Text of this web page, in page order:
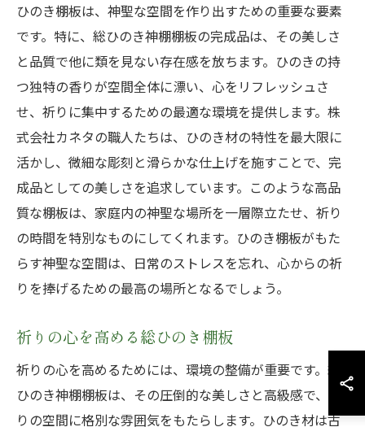
ひのき棚板は、神聖な空間を作り出すための重要な要素
です。特に、総ひのき神棚棚板の完成品は、その美しさ
と品質で他に類を見ない存在感を放ちます。ひのきの持
つ独特の香りが空間全体に漂い、心をリフレッシュさ
せ、祈りに集中するための最適な環境を提供します。株
式会社カネタの職人たちは、ひのき材の特性を最大限に
活かし、微細な彫刻と滑らかな仕上げを施すことで、完
成品としての美しさを追求しています。このような高品
質な棚板は、家庭内の神聖な場所を一層際立たせ、祈り
の時間を特別なものにしてくれます。ひのき棚板がもた
らす神聖な空間は、日常のストレスを忘れ、心からの祈
りを捧げるための最高の場所となるでしょう。
祈りの心を高める総ひのき棚板
祈りの心を高めるためには、環境の整備が重要です。総
ひのき神棚棚板は、その圧倒的な美しさと高級感で、祈
りの空間に格別な雰囲気をもたらします。ひのき材は古